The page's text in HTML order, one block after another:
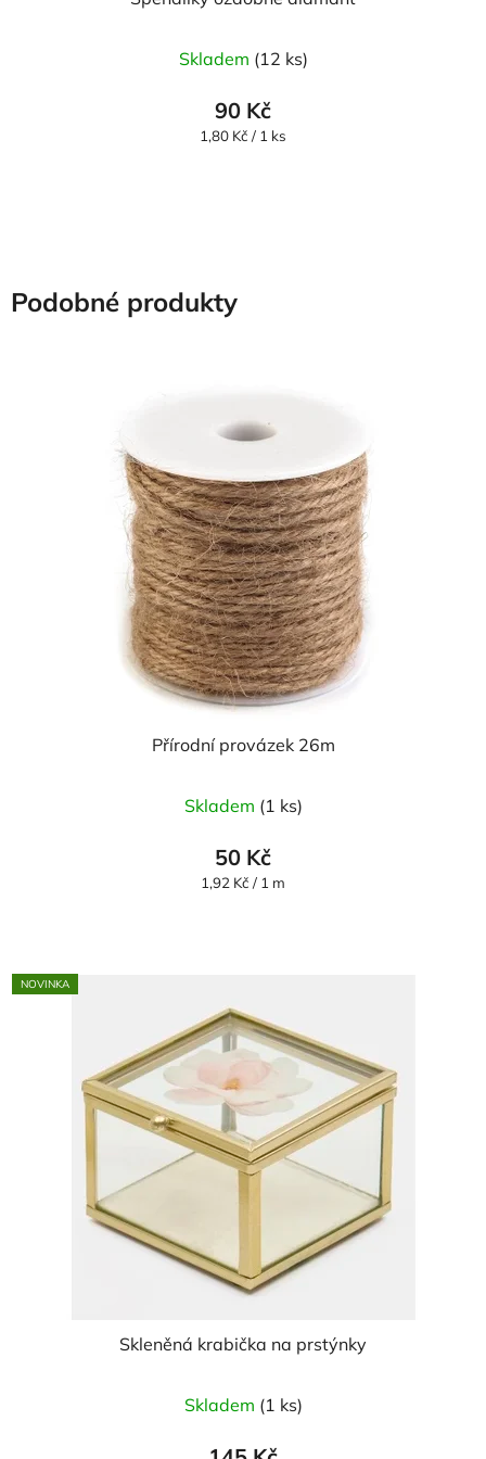
Skladem (12 ks)
90 Kč
Měrná
1,80 Kč / 1 ks
Podobné produkty
Přírodní provázek 26m
Skladem (1 ks)
50 Kč
Měrná
1,92 Kč / 1 m
NOVINKA
Skleněná krabička na prstýnky
Skladem (1 ks)